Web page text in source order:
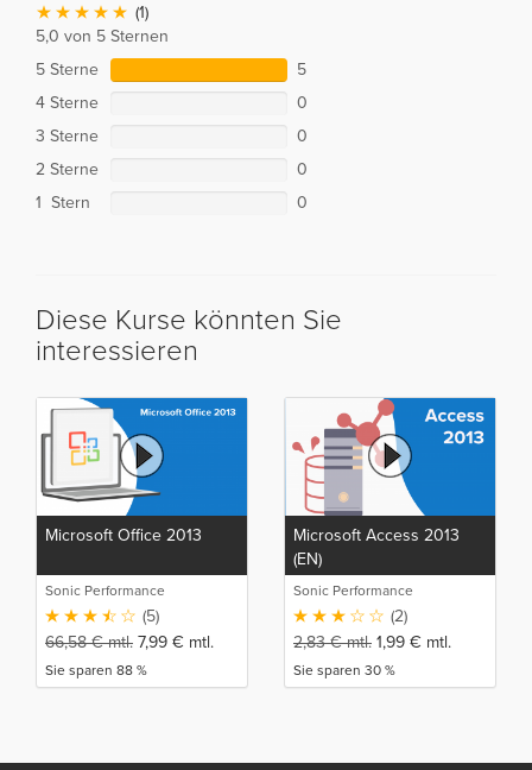
(1)
5,0 von 5 Sternen
5 Sterne
5
4 Sterne
0
3 Sterne
0
2 Sterne
0
1 Stern
0
Diese Kurse könnten Sie
interessieren
Microsoft Office 2013
Sonic Performance
(5)
66,58€mtl. 7,99 € mtl.
Sie sparen 88 %
Microsoft Access 2013
(EN)
Sonic Performance
(2)
2,83€mtl. 1,99 € mtl.
Sie sparen 30 %